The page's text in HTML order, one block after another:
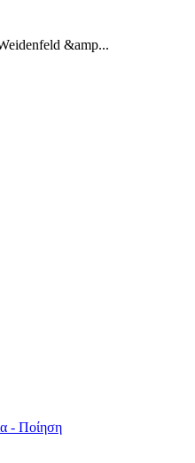
&amp...
- Ποίηση